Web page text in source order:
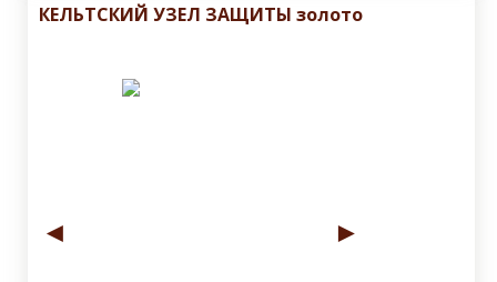
КЕЛЬТСКИЙ УЗЕЛ ЗАЩИТЫ золото
◄ ►